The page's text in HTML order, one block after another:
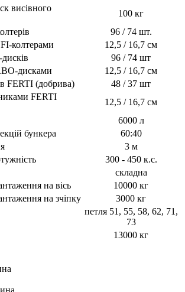
висівного
100 кг
96 / 74 шт.
колтерами
12,5 / 16,7 см
96 / 74 шт
дисками
12,5 / 16,7 см
FERTI (добрива)
48 / 37 шт
FERTI
12,5 / 16,7 см
6000 л
бункера
60:40
3 м
300 - 450 к.с.
складна
на вісь
10000 кг
на зчіпку
3000 кг
петля 51, 55, 58, 62, 71,
73
13000 кг